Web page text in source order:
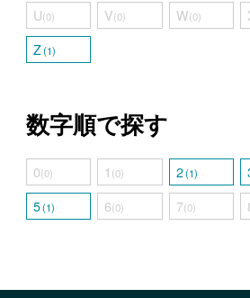
U(0) V(0) W(0)
Z(1)
数字順で探す
0(0) 1 (0) 2(1)
5(1) 6(0) 7(0)